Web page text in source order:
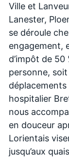
Ville et
Lanester,
se déroule
engagement,
d’impôt de 50
personne,
hospitalier
nous
en douceur
Lorientais
jusqu’aux